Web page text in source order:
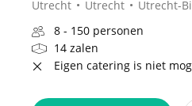
Utrecht Utrecht
Utrecht-
8 - 150 personen
14 zalen
Eigen catering is niet